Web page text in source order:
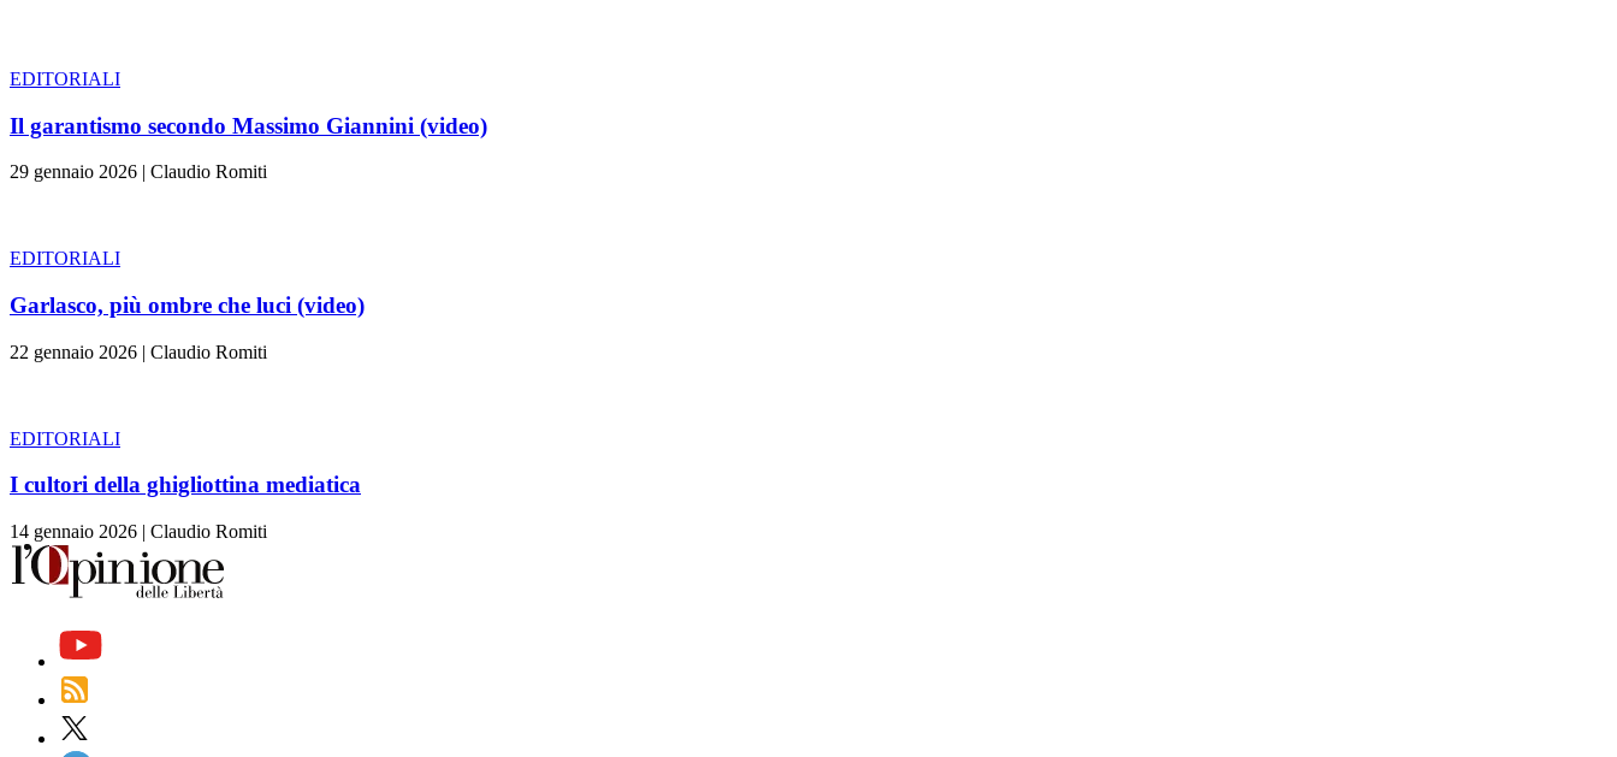
EDITORIALI
Il garantismo secondo Massimo Giannini (video)
29 gennaio 2026 | Claudio Romiti
EDITORIALI
Garlasco, più ombre che luci (video)
22 gennaio 2026 | Claudio Romiti
EDITORIALI
I cultori della ghigliottina mediatica
14 gennaio 2026 | Claudio Romiti